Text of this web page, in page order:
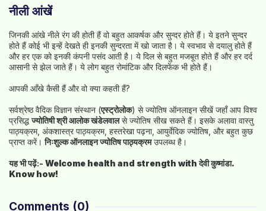
नीली आंखें
जिनकी आंखे नीले रंग की होती हैं वो बहुत आकर्षक और सुन्दर होते हैं। ये इतने सुन्दर
होते हैं कोई भी इन्हें देखते ही इनकी सुन्दरता में खो जाता है। ये स्वभाव से दयालु होते हैं
और हर एक को इनकी कंपनी पसंद आती है। ये दिल से बहुत मजबूत होते हैं और हर दर्द
आसानी से झेल जाते हैं। ये लोग बहुत रोमांटिक और दिलफेंक भी होते हैं।
आपकी आँखे कैसी हैं और वो क्या कहती हैं?
सर्वश्रेष्ठ वैदिक विज्ञान संस्थान (एस्ट्रोलोक) से ज्योतिष ऑनलाइन सीखें जहाँ आप विश्व
प्रसिद्धज्योतिषी श्री आलोक खंडेलवालसे ज्योतिष सीख सकते हैं। इसके अलावा वास्तु
पाठ्यक्रम, अंकशास्त्र पाठ्यक्रम, हस्तरेखा पढ़ना, आयुर्वेदिक ज्योतिष, और बहुत कुछ
प्राप्त करें।निःशुल्क ऑनलाइन ज्योतिष पाठ्यक्रमउपलब्ध है।
यह भी पढ़ें:- Welcome health and strength with देवी कुष्मांडा.
Know how!
Comments (0)